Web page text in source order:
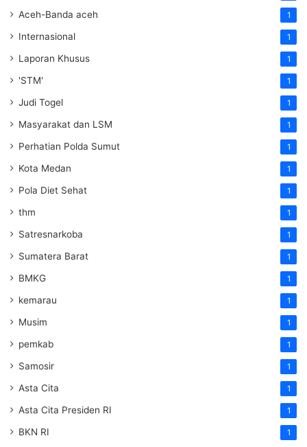
Aceh-Banda aceh 1
Internasional 1
Laporan Khusus 1
'STM' 1
Judi Togel 1
Masyarakat dan LSM 1
Perhatian Polda Sumut 1
Kota Medan 1
Pola Diet Sehat 1
thm 1
Satresnarkoba 1
Sumatera Barat 1
BMKG 1
kemarau 1
Musim 1
pemkab 1
Samosir 1
Asta Cita 1
Asta Cita Presiden RI 1
BKN RI 1